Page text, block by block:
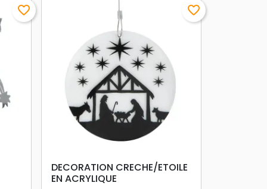
favorite_border
search APERÇU RAPIDE
favorite_border
DECORATION CRECHE/ETOILE
EN ACRYLIQUE